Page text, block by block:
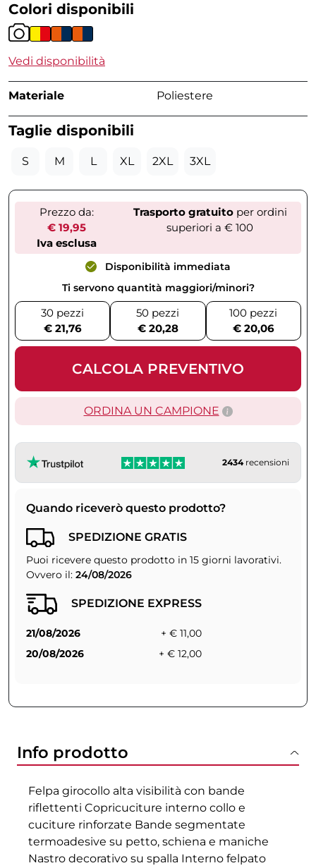
Colori disponibili
Vedi disponibilità
Materiale Poliestere
Taglie disponibili
S M L XL 2XL 3XL
Prezzo da:
€ 19,95
Iva esclusa
Trasporto gratuitoper ordini
superiori a € 100
Disponibilità immediata
Ti servono quantità maggiori/minori?
30 pezzi
€ 21,76
50 pezzi
€ 20,28
100 pezzi
€ 20,06
CALCOLA PREVENTIVO
ORDINA UN CAMPIONE
2434recensioni
Quando riceverò questo prodotto?
SPEDIZIONE GRATIS
Puoi ricevere questo prodotto in 15 giorni lavorativi.
Ovvero il: 24/08/2026
SPEDIZIONE EXPRESS
21/08/2026
+ € 11,00
20/08/2026
+ € 12,00
Info prodotto
Felpa girocollo alta visibilità con bande
riflettenti Copricuciture interno collo e
cuciture rinforzate Bande segmentate
termoadesive su petto, schiena e maniche
Nastro decorativo su spalla Interno felpato